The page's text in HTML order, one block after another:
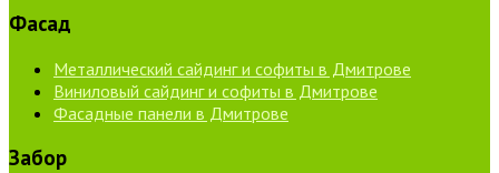
Фасад
Металлический сайдинг и софиты в Дмитрове
Виниловый сайдинг и софиты в Дмитрове
Фасадные панели в Дмитрове
Забор